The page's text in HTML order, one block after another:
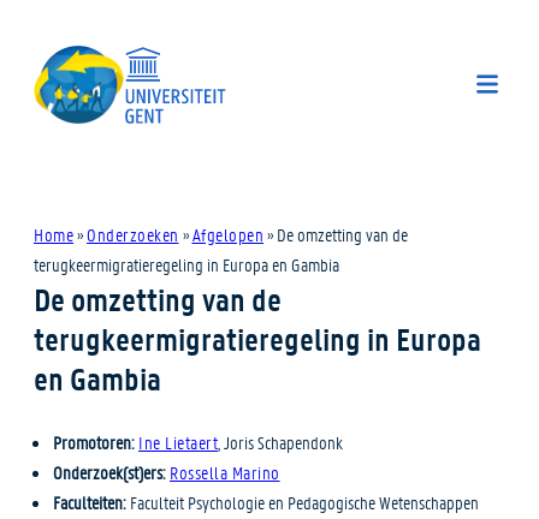
Home»Onderzoeken »Afgelopen » De omzetting van de
terugkeermigratieregeling in Europa en Gambia
De omzetting van de
terugkeermigratieregeling in Europa
en Gambia
Promotoren: Ine Lietaert, Joris Schapendonk
Onderzoek(st)ers: Rossella Marino
Faculteiten: Faculteit Psychologie en Pedagogische Wetenschappen